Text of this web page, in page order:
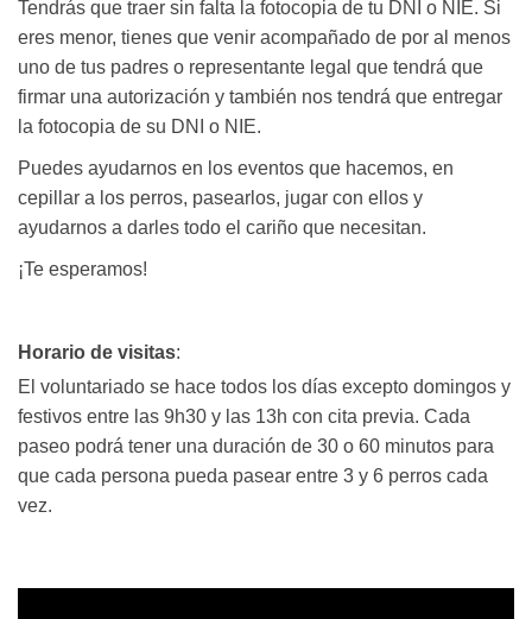
Tendrás que traer sin falta la fotocopia de tu DNI o NIE. Si
eres menor, tienes que venir acompañado de por al menos
uno de tus padres o representante legal que tendrá que
firmar una autorización y también nos tendrá que entregar
la fotocopia de su DNI o NIE.
Puedes ayudarnos en los eventos que hacemos, en
cepillar a los perros, pasearlos, jugar con ellos y
ayudarnos a darles todo el cariño que necesitan.
¡Te esperamos!
Horario de visitas:
El voluntariado se hace todos los días excepto domingos y
festivos entre las 9h30 y las 13h con cita previa. Cada
paseo podrá tener una duración de 30 o 60 minutos para
que cada persona pueda pasear entre 3 y 6 perros cada
vez.